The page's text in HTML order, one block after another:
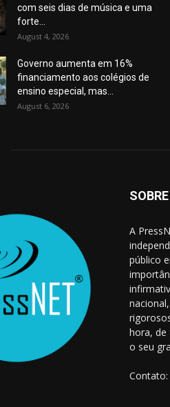
com seis dias de música e uma
forte...
August 4, 2026
Governo aumenta em 16%
financiamento aos colégios de
ensino especial, mas...
August 6, 2026
A
público
hora, de
o seu
Contato: